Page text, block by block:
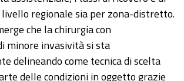
regionale sia per zona-distretto.
che la chirurgia con
minore invasività si sta
delineando come tecnica di scelta
delle condizioni in oggetto grazie